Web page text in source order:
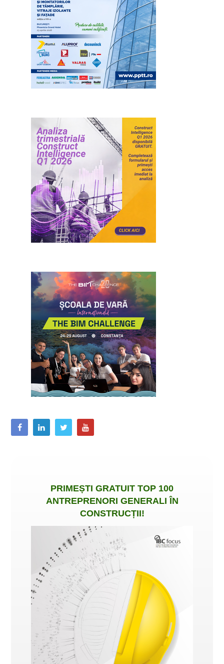
PRIMEȘTI GRATUIT TOP 100
ANTREPRENORI GENERALI ÎN
CONSTRUCȚII!